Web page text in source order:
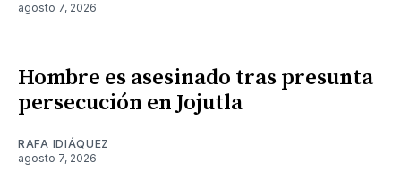
agosto 7, 2026
Hombre es asesinado tras presunta
persecución en Jojutla
RAFA IDIÁQUEZ
agosto 7, 2026